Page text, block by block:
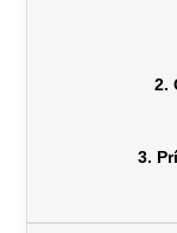
2.
3.